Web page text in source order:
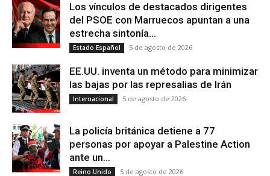
Los vínculos de destacados dirigentes
del PSOE con Marruecos apuntan a una
estrecha sintonía...
Estado Español 5 de agosto de 2026
EE.UU. inventa un método para minimizar
las bajas por las represalias de Irán
Internacional 5 de agosto de 2026
La policía británica detiene a 77
personas por apoyar a Palestine Action
ante un...
Reino Unido 5 de agosto de 2026